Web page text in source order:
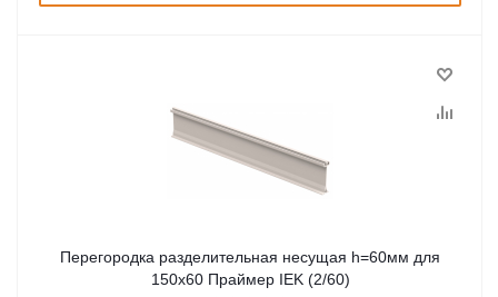
Перегородка разделительная несущая h=60мм для
150х60 Праймер IEK (2/60)